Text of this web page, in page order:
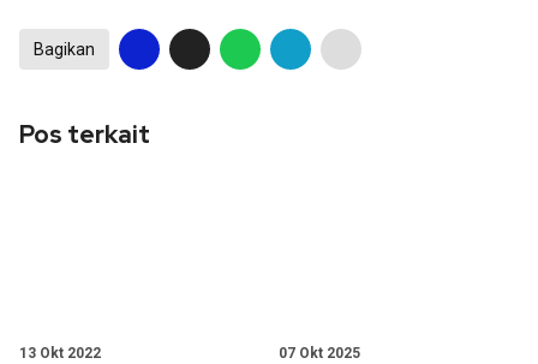
Bagikan
Pos terkait
13 Okt 2022 07 Okt 2025